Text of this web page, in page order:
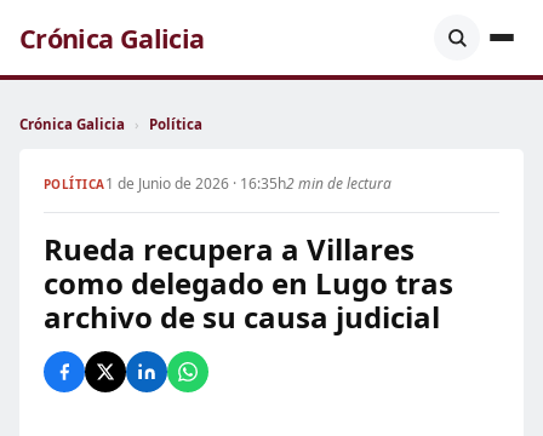
Crónica Galicia
Crónica Galicia › Política
POLÍTICA1 de Junio de 2026 · 16:35h2 min de lectura
Rueda recupera a Villares
como delegado en Lugo tras
archivo de su causa judicial